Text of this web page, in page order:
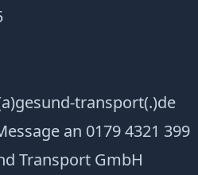
transport(.)de
an 0179 4321 399
Transport GmbH